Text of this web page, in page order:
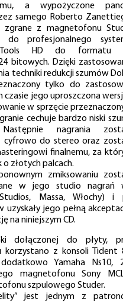
a wypożyczone
samego Roberto
zgrane z magnetofonu
do profesjonalnego
HD do formatu
bitowych. Dzięki
techniki redukcji szumów
tylko do
czasie jego uproszczona
w sprzęcie
cechuje bardzo niski
nagrania
cyfrowo do stereo oraz
finalnemu, za
o złotych palcach.
zmiksowaniu
w jego studio nagrań
Studios, Massa, Włochy) i
uzyskały jego pełną
na niniejszym CD.
dołączonej do płyty,
korzystano z konsoli Tident
Yamaha Ns10,
magnetofonu Sony
szpulowego Studer.
jest jednym z